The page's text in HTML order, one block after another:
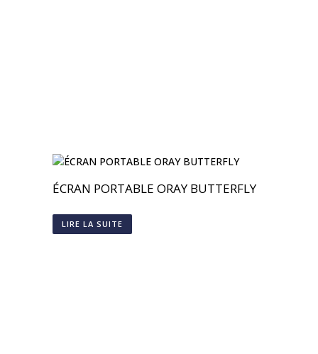
ÉCRAN PORTABLE ORAY BUTTERFLY
LIRE LA SUITE